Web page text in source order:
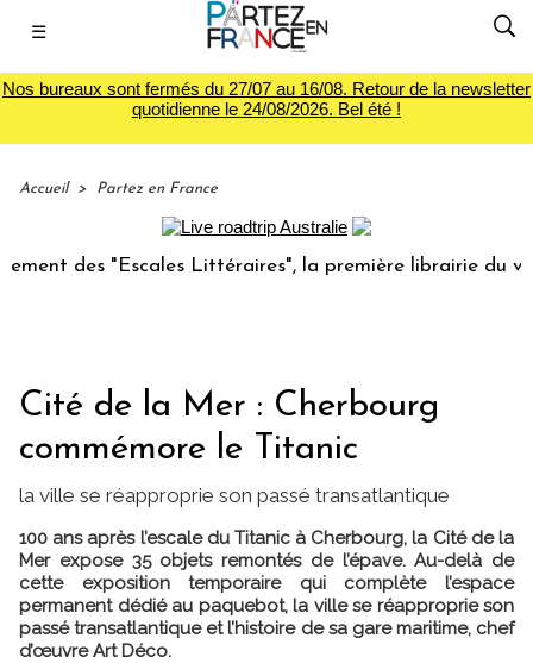
☰
Nos bureaux sont fermés du 27/07 au 16/08. Retour de la newsletter
quotidienne le 24/08/2026. Bel été !
Accueil > Partez en France
des "Escales Littéraires", la première librairie du voyage
Cité de la Mer : Cherbourg
commémore le Titanic
la ville se réapproprie son passé transatlantique
100 ans après l’escale du Titanic à Cherbourg, la Cité de la
Mer expose 35 objets remontés de l’épave. Au-delà de
cette exposition temporaire qui complète l’espace
permanent dédié au paquebot, la ville se réapproprie son
passé transatlantique et l’histoire de sa gare maritime, chef
d’œuvre Art Déco.